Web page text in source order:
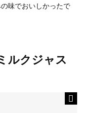
味でおいしかったで
ルクジャス